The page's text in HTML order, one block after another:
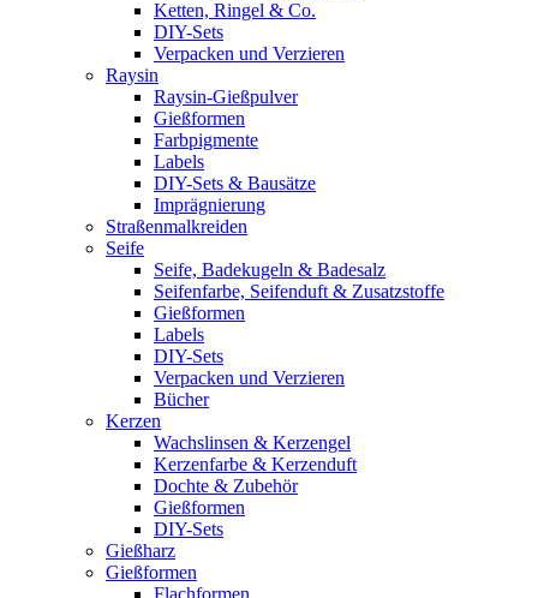
Ketten, Ringel & Co.
DIY-Sets
Verpacken und Verzieren
Raysin
Raysin-Gießpulver
Gießformen
Farbpigmente
Labels
DIY-Sets & Bausätze
Imprägnierung
Straßenmalkreiden
Seife
Seife, Badekugeln & Badesalz
Seifenfarbe, Seifenduft & Zusatzstoffe
Gießformen
Labels
DIY-Sets
Verpacken und Verzieren
Bücher
Kerzen
Wachslinsen & Kerzengel
Kerzenfarbe & Kerzenduft
Dochte & Zubehör
Gießformen
DIY-Sets
Gießharz
Gießformen
Flachformen